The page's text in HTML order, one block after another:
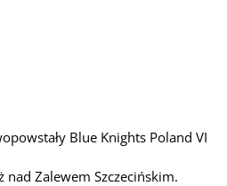
Blue Knights Poland VI
Zalewem Szczecińskim.